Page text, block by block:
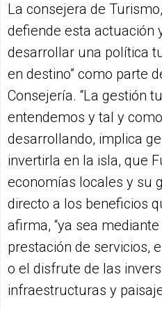
La consejera de
defiende esta actuación
desarrollar una política
en destino” como parte
Consejería. “La gestión
entendemos y tal y
desarrollando, implica
invertirla en la isla, que
economías locales y su
directo a los beneficios
afirma, “ya sea
prestación de servicios,
o el disfrute de las
infraestructuras y